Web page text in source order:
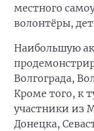
местного
волонтёры,
Наибольшую
Волгограда,
Кроме того, к
участники из
Донецка,